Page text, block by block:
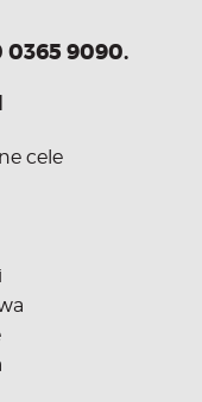
0365 9090.
cele